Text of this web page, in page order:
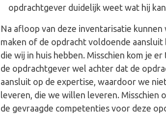
opdrachtgever duidelijk weet wat hij
Na afloop van deze inventarisatie kunnen
maken of de opdracht voldoende aansluit
die wij in huis hebben. Misschien kom je
de opdrachtgever wel achter dat de
aansluit op de expertise, waardoor we
leveren, die we willen leveren. Misschien
de gevraagde competenties voor deze